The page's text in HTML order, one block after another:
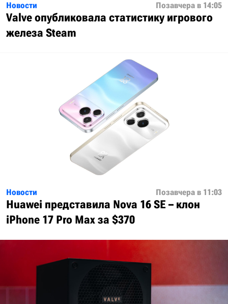
Новости Позавчера в 14:05
Valve опубликовала статистику игрового
железа Steam
Новости Позавчера в 11:03
Huawei представила Nova 16 SE – клон
iPhone 17 Pro Max за $370